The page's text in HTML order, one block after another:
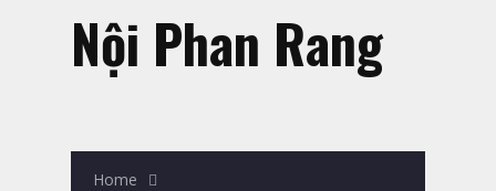
Nội Phan Rang
Home